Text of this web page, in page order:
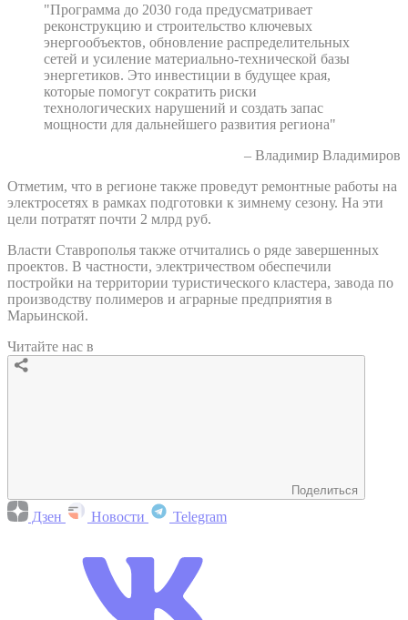
"Программа до 2030 года предусматривает
реконструкцию и строительство ключевых
энергообъектов, обновление распределительных
сетей и усиление материально-технической базы
энергетиков. Это инвестиции в будущее края,
которые помогут сократить риски
технологических нарушений и создать запас
мощности для дальнейшего развития региона"
– Владимир Владимиров
Отметим, что в регионе также проведут ремонтные работы на
электросетях в рамках подготовки к зимнему сезону. На эти
цели потратят почти 2 млрд руб.
Власти Ставрополья также отчитались о ряде завершенных
проектов. В частности, электричеством обеспечили
постройки на территории туристического кластера, завода по
производству полимеров и аграрные предприятия в
Марьинской.
Читайте нас в
Поделиться
Дзен Новости Telegram